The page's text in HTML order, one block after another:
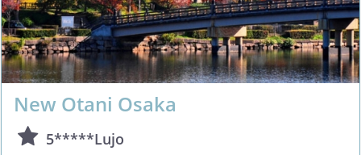
New Otani Osaka
5*****Lujo